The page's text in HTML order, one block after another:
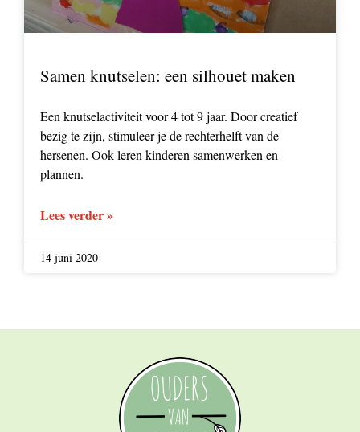
Samen knutselen: een silhouet maken
Een knutselactiviteit voor 4 tot 9 jaar. Door creatief
bezig te zijn, stimuleer je de rechterhelft van de
hersenen. Ook leren kinderen samenwerken en
plannen.
Lees verder »
14 juni 2020